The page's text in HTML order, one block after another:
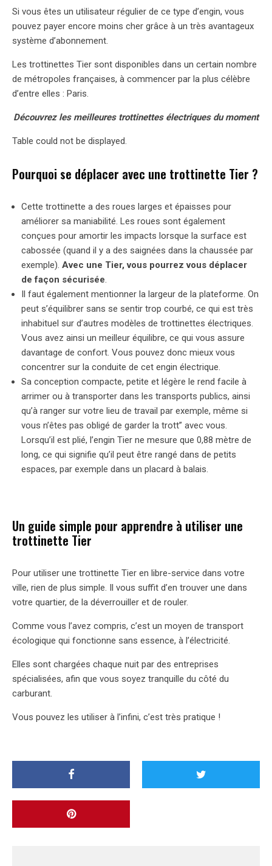
Si vous êtes un utilisateur régulier de ce type d’engin, vous
pouvez payer encore moins cher grâce à un très avantageux
système d’abonnement.
Les trottinettes Tier sont disponibles dans un certain nombre
de métropoles françaises, à commencer par la plus célèbre
d’entre elles : Paris.
Découvrez les meilleures trottinettes électriques du moment
Table could not be displayed.
Pourquoi se déplacer avec une trottinette Tier ?
Cette trottinette a des roues larges et épaisses pour
améliorer sa maniabilité. Les roues sont également
conçues pour amortir les impacts lorsque la surface est
cabossée (quand il y a des saignées dans la chaussée par
exemple). Avec une Tier, vous pourrez vous déplacer
de façon sécurisée
Il faut également mentionner la largeur de la plateforme. On
peut s’équilibrer sans se sentir trop courbé, ce qui est très
inhabituel sur d’autres modèles de trottinettes électriques.
Vous avez ainsi un meilleur équilibre, ce qui vous assure
davantage de confort. Vous pouvez donc mieux vous
concentrer sur la conduite de cet engin électrique.
Sa conception compacte, petite et légère le rend facile à
arrimer ou à transporter dans les transports publics, ainsi
qu’à ranger sur votre lieu de travail par exemple, même si
vous n’êtes pas obligé de garder la trott” avec vous.
Lorsqu’il est plié, l’engin Tier ne mesure que 0,88 mètre de
long, ce qui signifie qu’il peut être rangé dans de petits
espaces, par exemple dans un placard à balais.
Un guide simple pour apprendre à utiliser une
trottinette Tier
Pour utiliser une trottinette Tier en libre-service dans votre
ville, rien de plus simple. Il vous suffit d’en trouver une dans
votre quartier, de la déverrouiller et de rouler.
Comme vous l’avez compris, c’est un moyen de transport
écologique qui fonctionne sans essence, à l’électricité.
Elles sont chargées chaque nuit par des entreprises
spécialisées, afin que vous soyez tranquille du côté du
carburant.
Vous pouvez les utiliser à l’infini, c’est très pratique !